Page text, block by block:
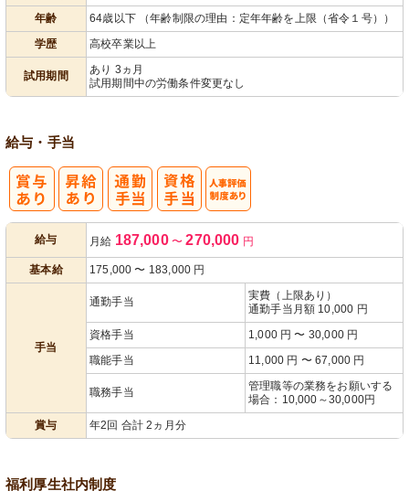
年齢
64歳以下 （年齢制限の理由：定年年齢を上限（省令１号））
学歴
高校卒業以上
試用期間
あり 3ヵ月
試用期間中の労働条件変更なし
給与・手当
給与 月給 187,000 〜 270,000 円
基本給 175,000 〜 183,000 円
手当
通勤手当
実費（上限あり）
通勤手当月額 10,000 円
資格手当
1,000 円 〜 30,000 円
職能手当
11,000 円 〜 67,000 円
職務手当
管理職等の業務をお願いする
場合：10,000～30,000円
賞与
年2回 合計 2ヵ月分
福利厚生社内制度